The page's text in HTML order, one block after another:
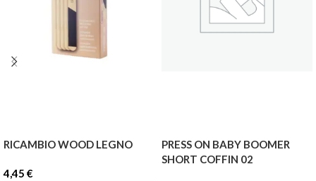
RICAMBIO WOOD LEGNO
4,45 €
PRESS ON BABY BOOMER
SHORT COFFIN 02